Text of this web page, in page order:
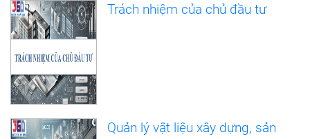
Trách nhiệm của chủ đầu tư
Quản lý vật liệu xây dựng, sản